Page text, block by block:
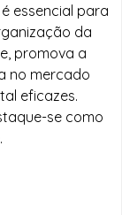
essencial para
da
promova a
no mercado
eficazes.
se como